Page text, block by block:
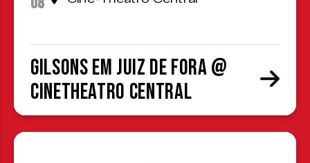
Gilsons em Juiz de Fora @
CineTheatro Central